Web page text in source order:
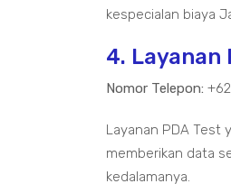
kespecialan biaya
4. Layanan
Nomor Telepon:
Layanan PDA Test
memberikan data
kedalamanya.